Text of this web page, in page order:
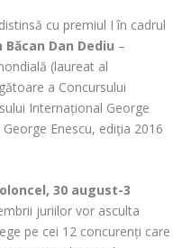
cu premiul I în cadrul
Băcan Dan Dediu –
(laureat al
a Concursului
Internațional George
Enescu, ediția 2016
30 august-3
juriilor vor asculta
pe cei 12 concurenți care